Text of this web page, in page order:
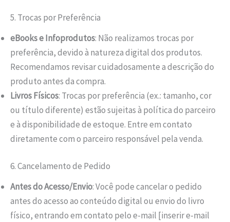
5. Trocas por Preferência
eBooks e Infoprodutos: Não realizamos trocas por
preferência, devido à natureza digital dos produtos.
Recomendamos revisar cuidadosamente a descrição do
produto antes da compra.
Livros Físicos: Trocas por preferência (ex.: tamanho, cor
ou título diferente) estão sujeitas à política do parceiro
e à disponibilidade de estoque. Entre em contato
diretamente com o parceiro responsável pela venda.
6. Cancelamento de Pedido
Antes do Acesso/Envio: Você pode cancelar o pedido
antes do acesso ao conteúdo digital ou envio do livro
físico, entrando em contato pelo e-mail [inserir e-mail